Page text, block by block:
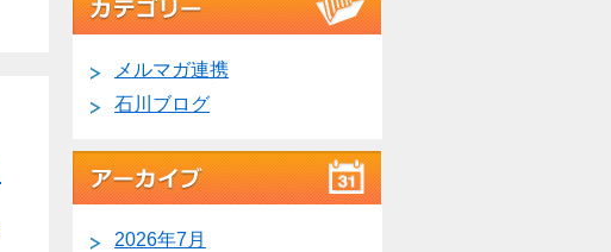
メルマガ連携
石川ブログ
2026年7月